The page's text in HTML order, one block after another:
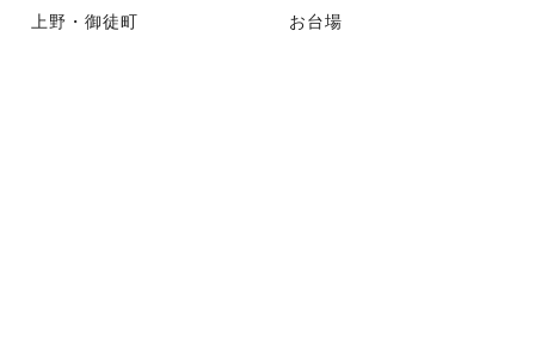
上野・御徒町 お台場